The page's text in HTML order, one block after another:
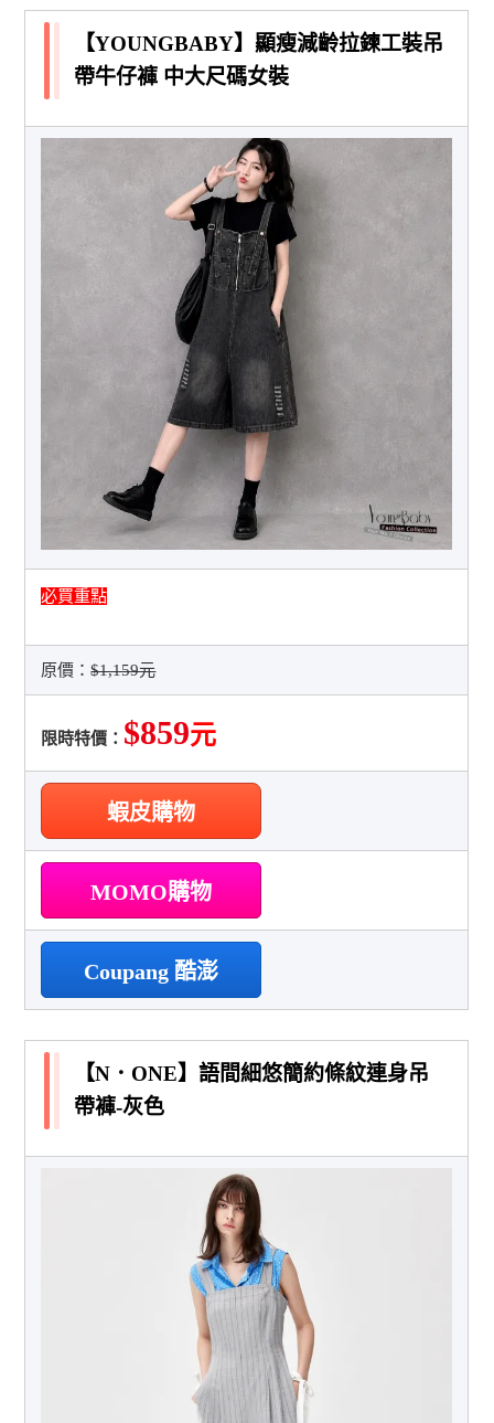
【YOUNGBABY】顯瘦減齡拉鍊工裝吊
帶牛仔褲 中大尺碼女裝
必買重點
原價：$1,159元
限時特價： $859元
蝦皮購物
MOMO購物
Coupang 酷澎
【N．ONE】語間細悠簡約條紋連身吊
帶褲-灰色